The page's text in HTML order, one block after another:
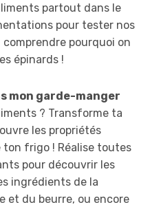
partout dans le
pour tester nos
pourquoi on
épinards !
mon garde-manger
? Transforme ta
les propriétés
frigo ! Réalise toutes
pour découvrir les
ingrédients de la
et du beurre, ou encore